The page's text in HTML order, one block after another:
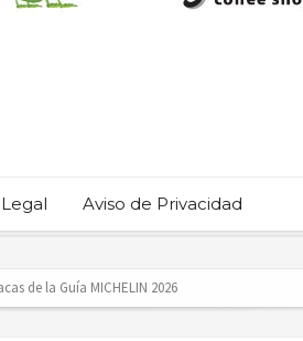
Aviso de Privacidad
Cabo San Lucas